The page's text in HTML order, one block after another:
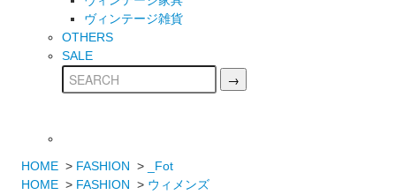
ヴィンテージ雑貨
OTHERS
SALE
HOME > FASHION >
_Fot
HOME > FASHION > ウィメンズ